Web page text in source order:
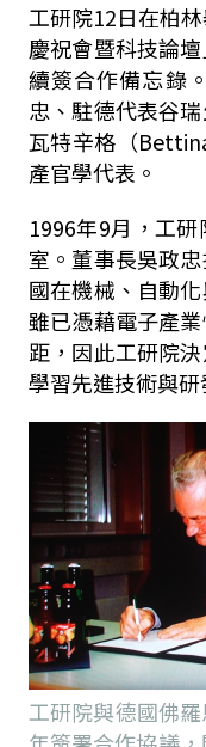
工研院12日在柏
慶祝會暨科技論
續簽合作備忘錄
忠、駐德代表谷
瓦特辛格（
產官學代表。
1996年9月，工
室。董事長吳政
國在機械、自動
雖已憑藉電子產
距，因此工研院
學習先進技術與研
工研院與德國佛